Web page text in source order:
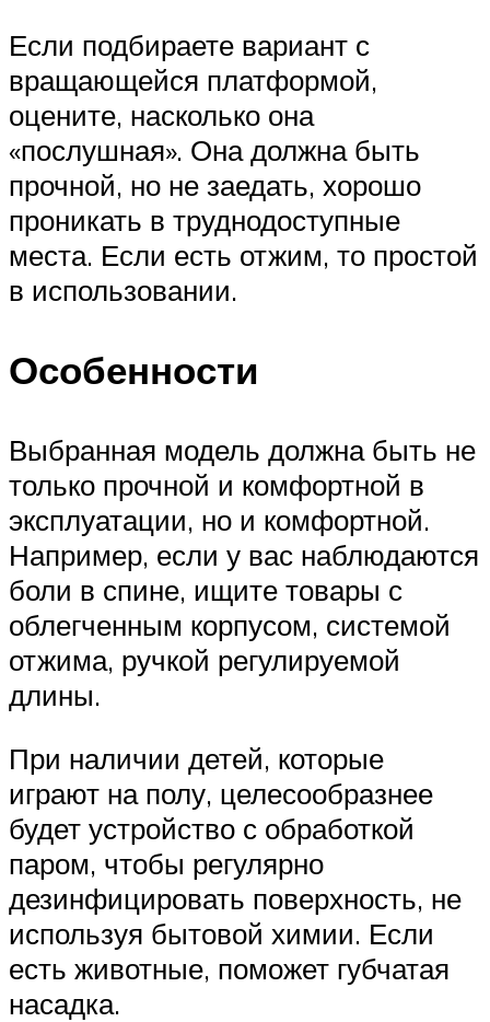
Если подбираете вариант с
вращающейся платформой,
оцените, насколько она
«послушная». Она должна быть
прочной, но не заедать, хорошо
проникать в труднодоступные
места. Если есть отжим, то простой
в использовании.
Особенности
Выбранная модель должна быть не
только прочной и комфортной в
эксплуатации, но и комфортной.
Например, если у вас наблюдаются
боли в спине, ищите товары с
облегченным корпусом, системой
отжима, ручкой регулируемой
длины.
При наличии детей, которые
играют на полу, целесообразнее
будет устройство с обработкой
паром, чтобы регулярно
дезинфицировать поверхность, не
используя бытовой химии. Если
есть животные, поможет губчатая
насадка.